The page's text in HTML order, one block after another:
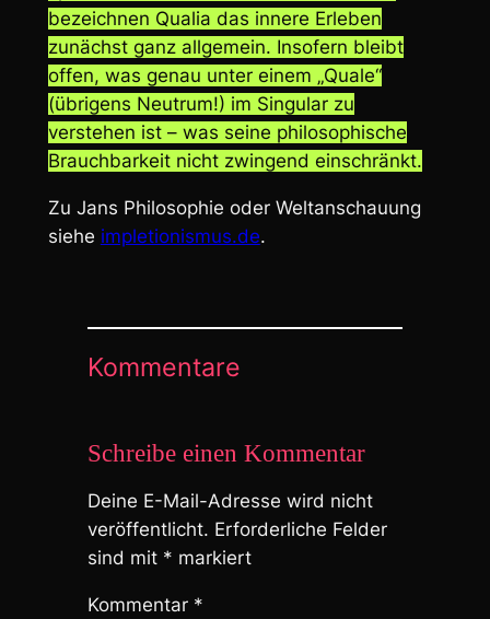
bezeichnen Qualia das innere Erleben
zunächst ganz allgemein. Insofern bleibt
offen, was genau unter einem „Quale“
(übrigens Neutrum!) im Singular zu
verstehen ist – was seine philosophische
Brauchbarkeit nicht zwingend einschränkt.
Zu Jans Philosophie oder Weltanschauung
siehe impletionismus.de.
Kommentare
Schreibe einen Kommentar
Deine E-Mail-Adresse wird nicht
veröffentlicht. Erforderliche Felder
sind mit * markiert
Kommentar *